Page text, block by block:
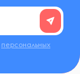
персональных